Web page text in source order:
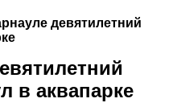
девятилетний
в аквапарке